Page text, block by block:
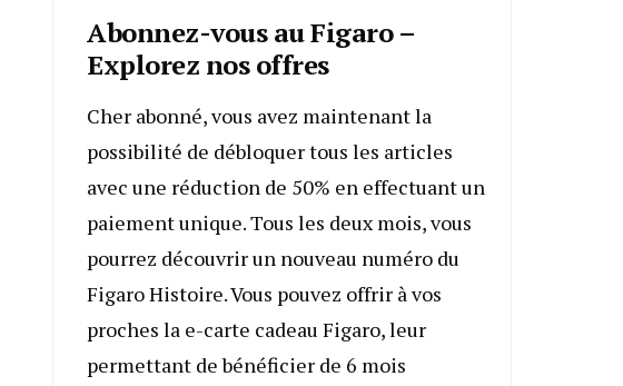
Abonnez-vous au Figaro –
Explorez nos offres
Cher abonné, vous avez maintenant la
possibilité de débloquer tous les articles
avec une réduction de 50% en effectuant un
paiement unique. Tous les deux mois, vous
pourrez découvrir un nouveau numéro du
Figaro Histoire. Vous pouvez offrir à vos
proches la e-carte cadeau Figaro, leur
permettant de bénéficier de 6 mois